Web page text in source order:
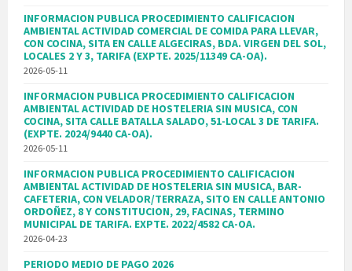
INFORMACION PUBLICA PROCEDIMIENTO CALIFICACION
AMBIENTAL ACTIVIDAD COMERCIAL DE COMIDA PARA LLEVAR,
CON COCINA, SITA EN CALLE ALGECIRAS, BDA. VIRGEN DEL SOL,
LOCALES 2 Y 3, TARIFA (EXPTE. 2025/11349 CA-OA).
2026-05-11
INFORMACION PUBLICA PROCEDIMIENTO CALIFICACION
AMBIENTAL ACTIVIDAD DE HOSTELERIA SIN MUSICA, CON
COCINA, SITA CALLE BATALLA SALADO, 51-LOCAL 3 DE TARIFA.
(EXPTE. 2024/9440 CA-OA).
2026-05-11
INFORMACION PUBLICA PROCEDIMIENTO CALIFICACION
AMBIENTAL ACTIVIDAD DE HOSTELERIA SIN MUSICA, BAR-
CAFETERIA, CON VELADOR/TERRAZA, SITO EN CALLE ANTONIO
ORDOÑEZ, 8 Y CONSTITUCION, 29, FACINAS, TERMINO
MUNICIPAL DE TARIFA. EXPTE. 2022/4582 CA-OA.
2026-04-23
PERIODO MEDIO DE PAGO 2026